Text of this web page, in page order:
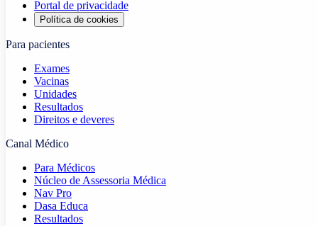
Portal de privacidade
Política de cookies
Para pacientes
Exames
Vacinas
Unidades
Resultados
Direitos e deveres
Canal Médico
Para Médicos
Núcleo de Assessoria Médica
Nav Pro
Dasa Educa
Resultados